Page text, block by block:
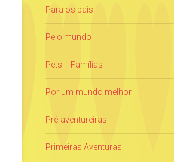
Para os pais
Pelo mundo
Pets + Famílias
Por um mundo melhor
Pré-aventureiras
Primeiras Aventuras